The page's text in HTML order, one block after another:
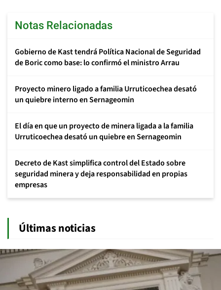
Notas Relacionadas
Gobierno de Kast tendrá Política Nacional de Seguridad
de Boric como base: lo confirmó el ministro Arrau
Proyecto minero ligado a familia Urruticoechea desató
un quiebre interno en Sernageomin
El día en que un proyecto de minera ligada a la familia
Urruticoechea desató un quiebre en Sernageomin
Decreto de Kast simplifica control del Estado sobre
seguridad minera y deja responsabilidad en propias
empresas
Últimas noticias